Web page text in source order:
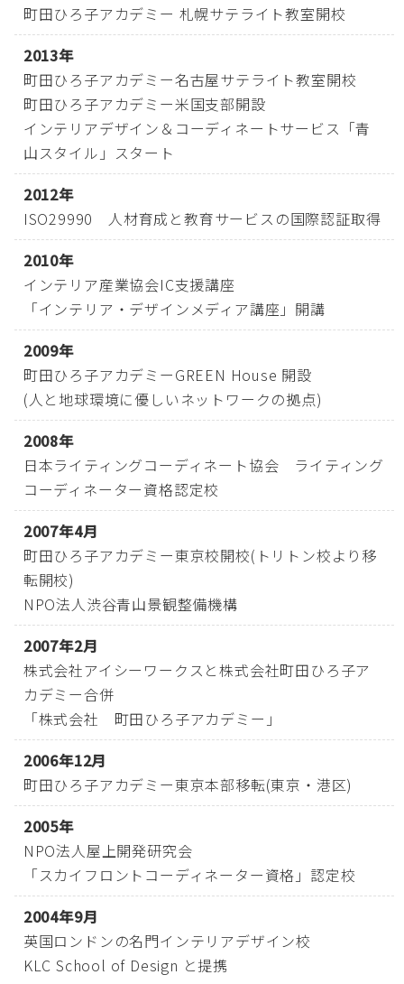
町田ひろ子アカデミー 札幌サテライト教室開校
2013年
町田ひろ子アカデミー名古屋サテライト教室開校
町田ひろ子アカデミー米国支部開設
インテリアデザイン＆コーディネートサービス「青
山スタイル」スタート
2012年
ISO29990 人材育成と教育サービスの国際認証取得
2010年
インテリア産業協会IC支援講座
「インテリア・デザインメディア講座」開講
2009年
町田ひろ子アカデミーGREEN House 開設
(人と地球環境に優しいネットワークの拠点)
2008年
日本ライティングコーディネート協会 ライティング
コーディネーター資格認定校
2007年4月
町田ひろ子アカデミー東京校開校(トリトン校より移
転開校)
NPO法人渋谷青山景観整備機構
2007年2月
株式会社アイシーワークスと株式会社町田ひろ子ア
カデミー合併
「株式会社 町田ひろ子アカデミー」
2006年12月
町田ひろ子アカデミー東京本部移転(東京・港区)
2005年
NPO法人屋上開発研究会
「スカイフロントコーディネーター資格」認定校
2004年9月
英国ロンドンの名門インテリアデザイン校
KLC School of Design と提携